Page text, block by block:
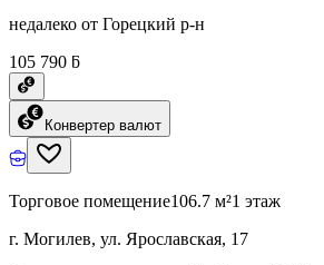
недалеко от Горецкий р-н
105 790 ƃ
Конвертер валют
Торговое помещение106.7 м²1 этаж
г. Могилев, ул. Ярославская, 17